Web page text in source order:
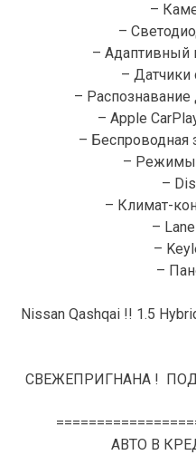
–
–
– Адаптивный
– Датчики
–
– Apple
– Беспроводная
– Режимы
–
– Климат-
–
–
–
Nissan Qashqai !! 1.5
СВЕЖЕПРИГНАНА !
АВТО В